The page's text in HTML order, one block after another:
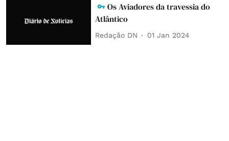
Os Aviadores da travessia do
Atlântico
Redação DN 01 Jan 2024